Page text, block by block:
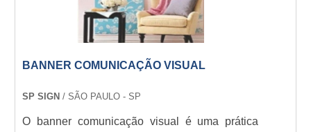
BANNER COMUNICAÇÃO VISUAL
SP SIGN / SÃO PAULO - SP
O banner comunicação visual é uma prática